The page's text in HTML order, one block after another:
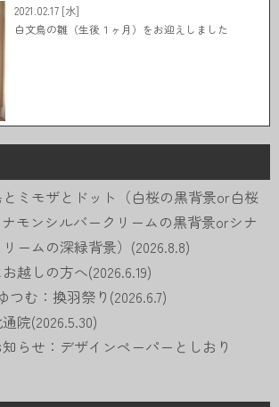
2021.02.17 [水]
白文鳥の雛（生後１ヶ月）をお迎えしました
とミモザとドット（白桜の黒背景or白桜
モンシルバークリームの黒背景orシナ
ームの深緑背景）(2026.8.8)
越しの方へ(2026.6.19)
つむ：換羽祭り(2026.6.7)
院(2026.5.30)
らせ：デザインペーパーとしおり